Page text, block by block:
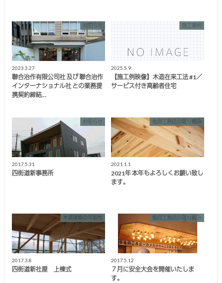
お知らせ
2023.3.27
聯合治作有限公司社 及び 聯合治作
インターナショナル社 との業務提
携契約締結…
施工事例
2025.5.9
【施工例映像】木造在来工法 #1／
サービス付き高齢者住宅
お知らせ
2017.5.31
四街道新事務所
亀岡工務店の取り組み
2021.1.1
2021年 本年もよろしくお願い致し
ます。
木造建築の可能性
2017.3.8
四街道新社屋 上棟式
亀岡工務店の取り組み
2017.5.12
７月に安全大会を開催いたしま
す。